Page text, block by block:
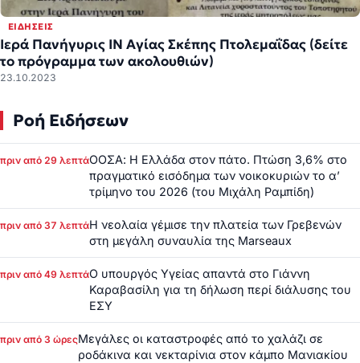
ΕΙΔΉΣΕΙΣ
Ιερά Πανήγυρις ΙΝ Αγίας Σκέπης Πτολεμαΐδας (δείτε
το πρόγραμμα των ακολουθιών)
23.10.2023
Ροή Ειδήσεων
πριν από 29 λεπτάΟΟΣΑ: Η Ελλάδα στον πάτο. Πτώση 3,6% στο
πραγματικό εισόδημα των νοικοκυριών το α’
τρίμηνο του 2026 (του Μιχάλη Ραμπίδη)
πριν από 37 λεπτάΗ νεολαία γέμισε την πλατεία των Γρεβενών
στη μεγάλη συναυλία της Marseaux
πριν από 49 λεπτάΟ υπουργός Υγείας απαντά στο Γιάννη
Καραβασίλη για τη δήλωση περί διάλυσης του
ΕΣΥ
πριν από 3 ώρεςΜεγάλες οι καταστροφές από το χαλάζι σε
ροδάκινα και νεκταρίνια στον κάμπο Μανιακίου